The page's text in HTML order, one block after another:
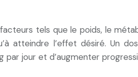
tels que le poids, le
atteindre l’effet désiré. Un
jour et d’augmenter